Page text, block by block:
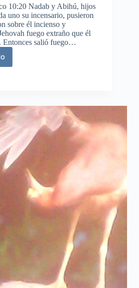
10:20 Nadab y Abihú, hijos
uno su incensario, pusieron
sobre él incienso y
fuego extraño que él
Entonces salió fuego…